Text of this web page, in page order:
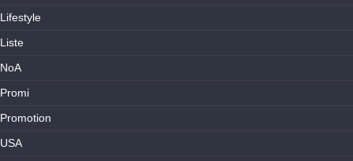
Lifestyle
Liste
NoA
Promi
Promotion
USA